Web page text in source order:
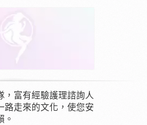
，富有經驗護理諮詢人
路走來的文化，使您安
。